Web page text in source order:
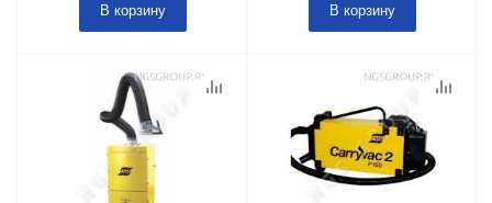
В корзину В корзину